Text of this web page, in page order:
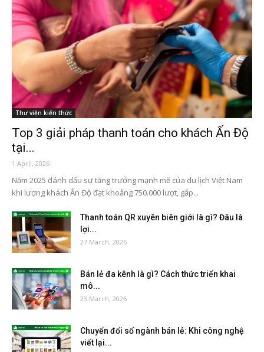
Thư viện kiến thức
Top 3 giải pháp thanh toán cho khách Ấn Độ
tại...
1 April, 2026
Năm 2025 đánh dấu sự tăng trưởng mạnh mẽ của du lịch Việt Nam
khi lượng khách Ấn Độ đạt khoảng 750.000 lượt, gấp...
Thanh toán QR xuyên biên giới là gì? Đâu là
lợi...
27 March, 2026
Bán lẻ đa kênh là gì? Cách thức triển khai
mô...
23 March, 2026
Chuyển đổi số ngành bán lẻ: Khi công nghệ
viết lại...